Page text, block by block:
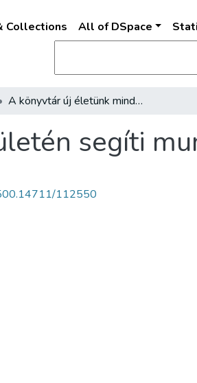
Collections All of DSpace
A könyvtár új életünk minden területén segíti munkánkat
segíti
112550